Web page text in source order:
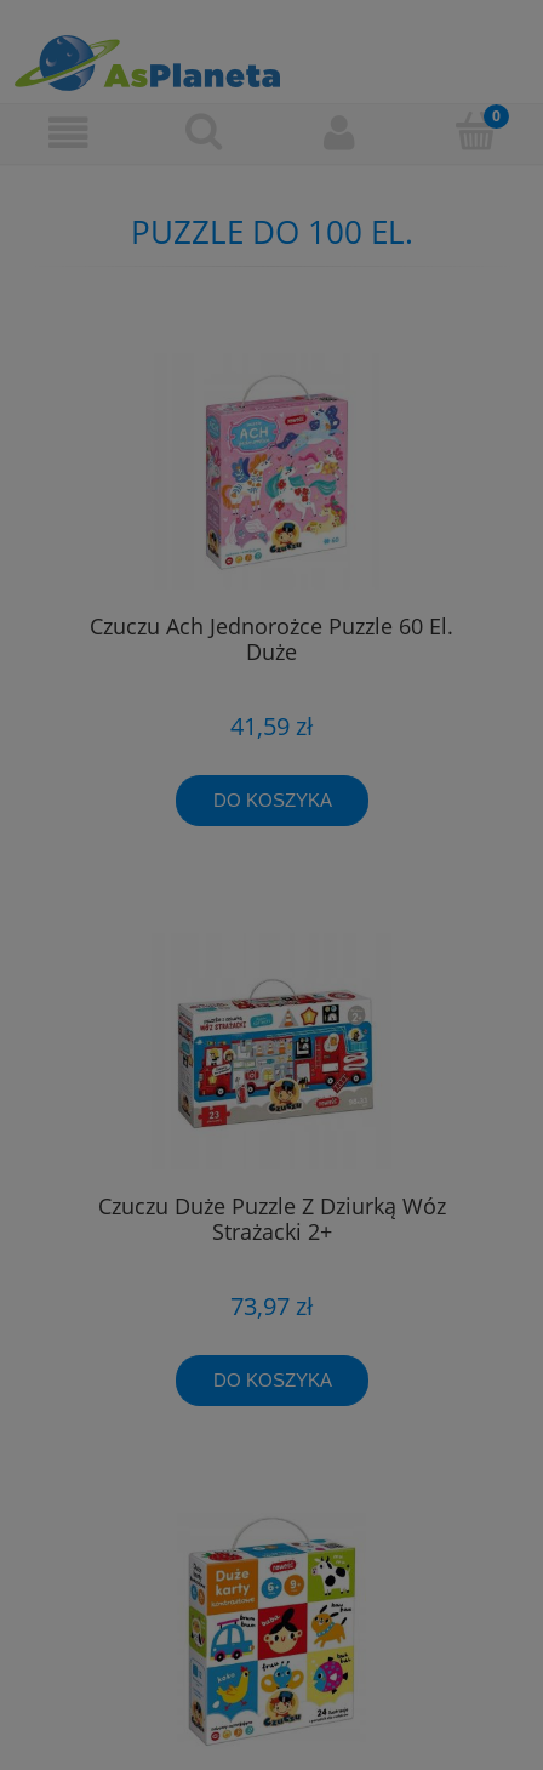
PUZZLE DO 100 EL.
Czuczu Ach Jednorożce Puzzle 60 El.
Duże
41,59 zł
DO KOSZYKA
Czuczu Duże Puzzle Z Dziurką Wóz
Strażacki 2+
73,97 zł
DO KOSZYKA